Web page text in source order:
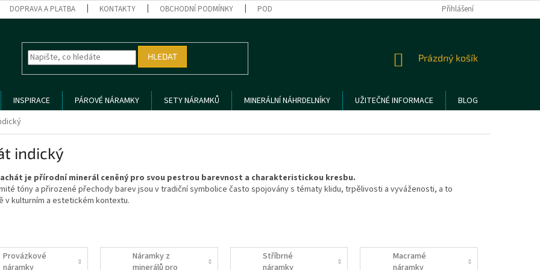
DOPRAVA A PLATBA KONTAKTY OBCHODNÍ PODMÍNKY PODMÍNKY OCHRANY OSOBNÍCH ÚDAJŮ REKLAMACE A VRÁCENÍ ZBOŽÍ
Přihlášení
HLEDAT
NÁKUPNÍ
Prázdný košík
INSPIRACE PÁROVÉ NÁRAMKY SETY NÁRAMKŮ MINERÁLNÍ NÁHRDELNÍKY UŽITEČNÉ INFORMACE
BLOG
indický
je přírodní minerál ceněný pro svou pestrou barevnost a charakteristickou kresbu.
tóny a přirozené přechody barev jsou v tradiční symbolice často spojovány s tématy klidu, trpělivosti a vyváženosti, a to
v kulturním a estetickém kontextu.
Provázkové
Náramky z
Stříbrné
Macramé